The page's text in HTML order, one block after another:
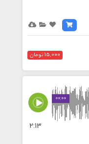
15,000 تومان
00:00
2:13